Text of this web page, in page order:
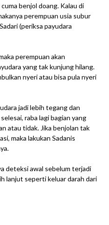
benjol doang. Kalau di
perempuan usia subur
(periksa payudara
perempuan akan
yang tak kunjung hilang.
nyeri atau bisa pula nyeri
jadi lebih tegang dan
raba lagi bagian yang
atau tidak. Jika benjolan tak
maka lakukan Sadanis
deteksi awal sebelum terjadi
lanjut seperti keluar darah dari